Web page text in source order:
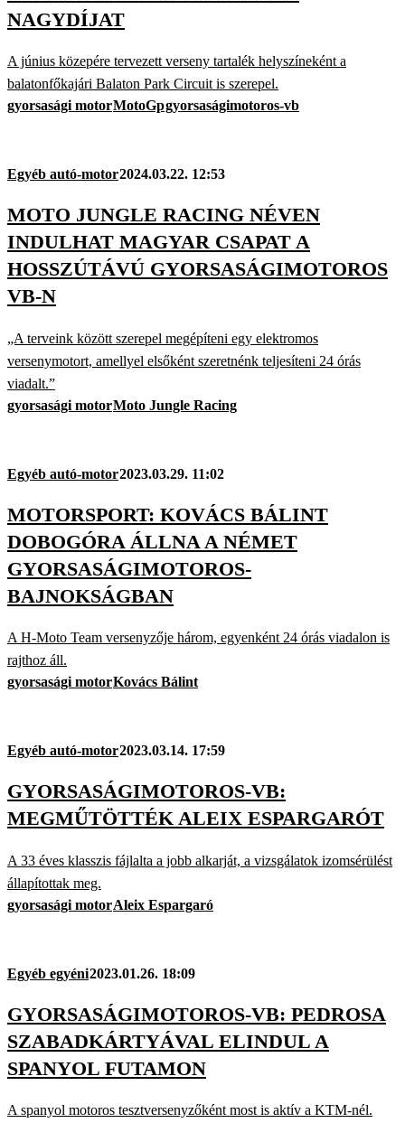
NAGYDÍJAT
A június közepére tervezett verseny tartalék helyszíneként a
balatonfőkajári Balaton Park Circuit is szerepel.
gyorsasági motorMotoGpgyorsaságimotoros-vb
Egyéb autó-motor2024.03.22. 12:53
MOTO JUNGLE RACING NÉVEN
INDULHAT MAGYAR CSAPAT A
HOSSZÚTÁVÚ GYORSASÁGIMOTOROS
VB-N
„A terveink között szerepel megépíteni egy elektromos
versenymotort, amellyel elsőként szeretnénk teljesíteni 24 órás
viadalt.”
gyorsasági motorMoto Jungle Racing
Egyéb autó-motor2023.03.29. 11:02
MOTORSPORT: KOVÁCS BÁLINT
DOBOGÓRA ÁLLNA A NÉMET
GYORSASÁGIMOTOROS-
BAJNOKSÁGBAN
A H-Moto Team versenyzője három, egyenként 24 órás viadalon is
rajthoz áll.
gyorsasági motorKovács Bálint
Egyéb autó-motor2023.03.14. 17:59
GYORSASÁGIMOTOROS-VB:
MEGMŰTÖTTÉK ALEIX ESPARGARÓT
A 33 éves klasszis fájlalta a jobb alkarját, a vizsgálatok izomsérülést
állapítottak meg.
gyorsasági motorAleix Espargaró
Egyéb egyéni2023.01.26. 18:09
GYORSASÁGIMOTOROS-VB: PEDROSA
SZABADKÁRTYÁVAL ELINDUL A
SPANYOL FUTAMON
A spanyol motoros tesztversenyzőként most is aktív a KTM-nél.